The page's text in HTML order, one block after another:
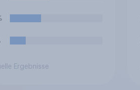
Ergebnisse